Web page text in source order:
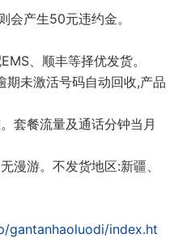
会产生50元违约金。
、顺丰等择优发货。
期未激活号码自动回收,产品
套餐流量及通话分钟当月
漫游。不发货地区:新疆、
gantanhaoluodi/index.ht